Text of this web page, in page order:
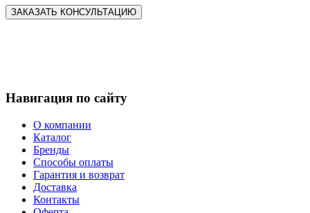
Навигация по сайту
О компании
Каталог
Бренды
Способы оплаты
Гарантия и возврат
Доставка
Контакты